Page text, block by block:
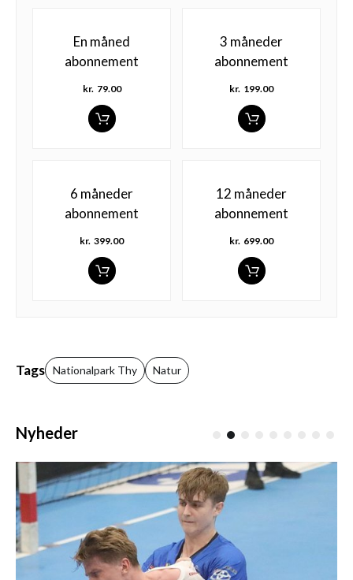
En måned
abonnement
kr. 79.00
3 måneder
abonnement
kr. 199.00
6 måneder
abonnement
kr. 399.00
12 måneder
abonnement
kr. 699.00
Tags Nationalpark Thy Natur
Nyheder